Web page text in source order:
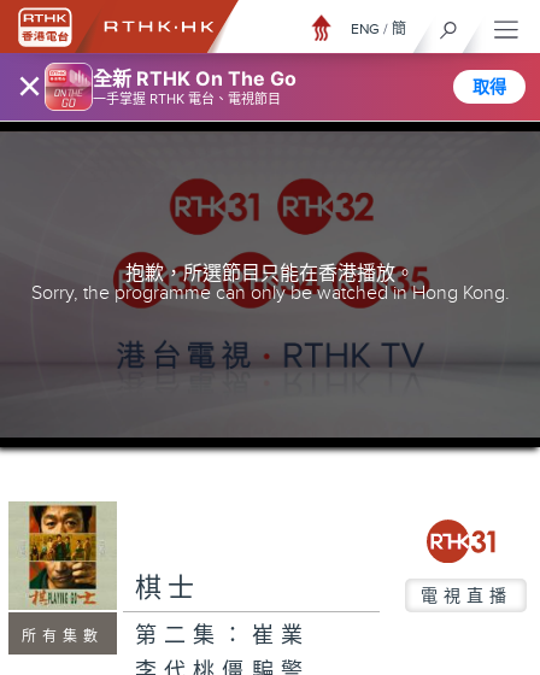
× 全新 RTHK On The Go
一手掌握 RTHK 電台、電視節目
取得
ENG / 簡
抱歉，所選節目只能在香港播放。
Sorry, the programme can only be watched in Hong Kong.
所有集數
棋士 電視直播
第二集：崔業